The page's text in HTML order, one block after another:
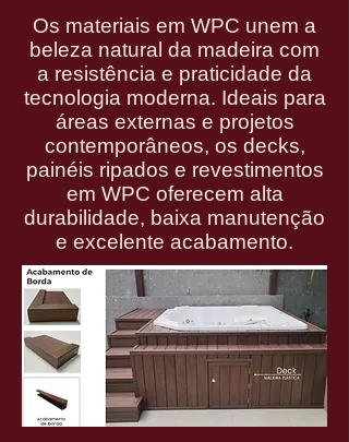
Os materiais em WPC unem a
beleza natural da madeira com
a resistência e praticidade da
tecnologia moderna. Ideais para
áreas externas e projetos
contemporâneos, os decks,
painéis ripados e revestimentos
em WPC oferecem alta
durabilidade, baixa manutenção
e excelente acabamento.